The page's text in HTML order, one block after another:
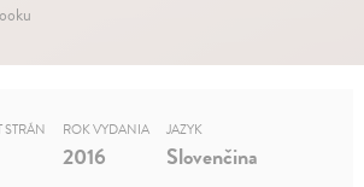
STRÁN ROK VYDANIA
2016
JAZYK
Slovenčina